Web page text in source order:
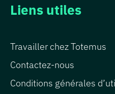
Liens utiles
Travailler chez Totemus
Contactez-nous
Conditions générales